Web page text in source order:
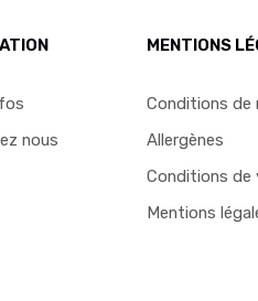
nous
MENTIONS
Conditions de
Allergènes
Conditions de
Mentions